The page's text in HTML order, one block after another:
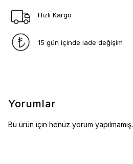
Hızlı Kargo
15 gün içinde iade değişim
Yorumlar
Bu ürün için henüz yorum yapılmamış.